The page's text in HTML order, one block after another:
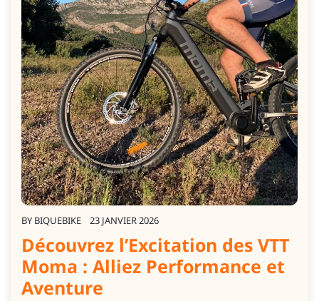
BY BIQUEBIKE 23 JANVIER 2026
Découvrez l’Excitation des VTT
Moma : Alliez Performance et
Aventure